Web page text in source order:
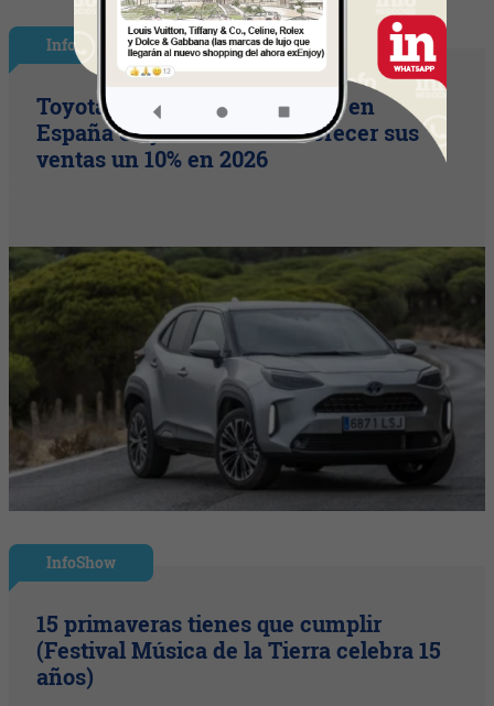
InfoNegocios España
Toyota consolida su liderazgo en
España en julio tras hacer crecer sus
ventas un 10% en 2026
InfoShow
15 primaveras tienes que cumplir
(Festival Música de la Tierra celebra 15
años)